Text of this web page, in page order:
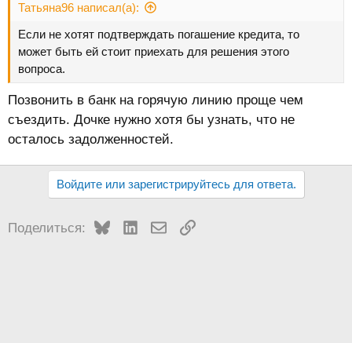
Татьяна96 написал(а):
Если не хотят подтверждать погашение кредита, то
может быть ей стоит приехать для решения этого
вопроса.
Позвонить в банк на горячую линию проще чем
съездить. Дочке нужно хотя бы узнать, что не
осталось задолженностей.
Войдите или зарегистрируйтесь для ответа.
Поделиться: BlueskyLinkedInЭлектронная почта
Ссылка